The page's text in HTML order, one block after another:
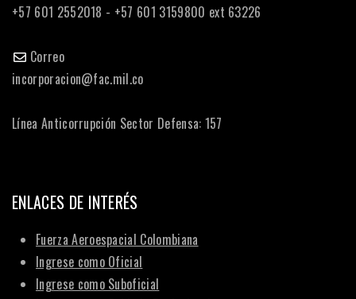
+57 601 2552018 - +57 601 3159800 ext 63226
Correo
incorporacion@fac.mil.co
Línea Anticorrupción Sector Defensa: 157
ENLACES DE INTERÉS
Fuerza Aeroespacial Colombiana
Ingrese como Oficial
Ingrese como Suboficial